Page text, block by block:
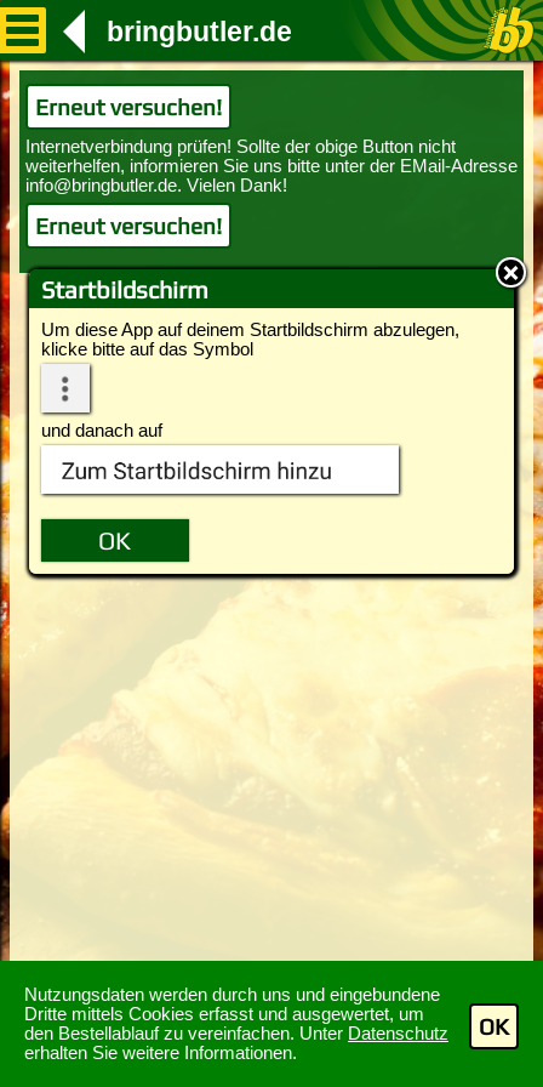
Nutzungsdaten werden durch uns und eingebundene
Dritte mittels Cookies erfasst und ausgewertet, um
den Bestellablauf zu vereinfachen. Unter Datenschutz
erhalten Sie weitere Informationen.
OK
Startbildschirm
Um diese App auf deinem Startbildschirm abzulegen,
klicke bitte auf das Symbol
und danach auf
bringbutler.de
Erneut versuchen!
Erneut versuchen!